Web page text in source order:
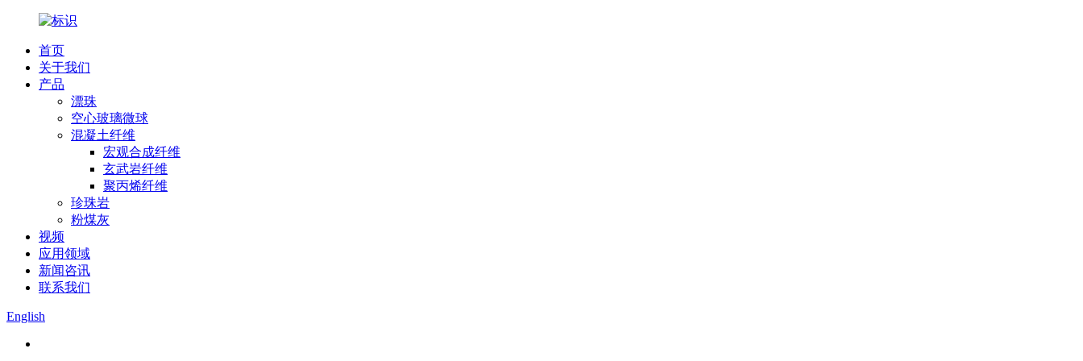
首页
关于我们
产品
漂珠
空心玻璃微球
混凝土纤维
宏观合成纤维
玄武岩纤维
聚丙烯纤维
珍珠岩
粉煤灰
视频
应用领域
新闻咨讯
联系我们
English